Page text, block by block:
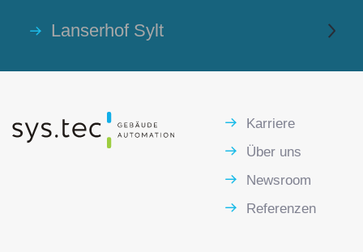
Lanserhof Sylt
Karriere
Über uns
Newsroom
Referenzen